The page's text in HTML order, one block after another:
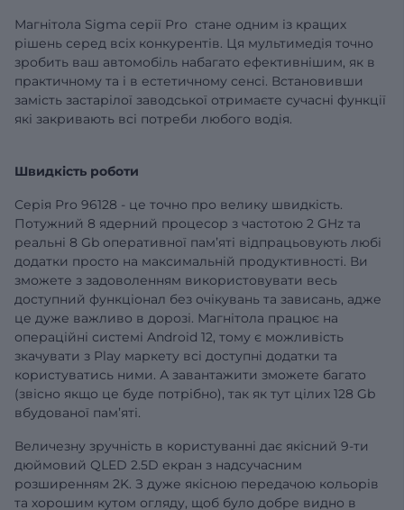
Магнітола Sigma серії Pro стане одним із кращих
рішень серед всіх конкурентів. Ця мультимедія точно
зробить ваш автомобіль набагато ефективнішим, як в
практичному та і в естетичному сенсі. Встановивши
замість застарілої заводської отримаєте сучасні функції
які закривають всі потреби любого водія.
Швидкість роботи
Серія Pro 96128 - це точно про велику швидкість.
Потужний 8 ядерний процесор з частотою 2 GHz та
реальні 8 Gb оперативної памʼяті відпрацьовують любі
додатки просто на максимальній продуктивності. Ви
зможете з задоволенням використовувати весь
доступний функціонал без очікувань та зависань, адже
це дуже важливо в дорозі. Магнітола працює на
операційні системі Android 12, тому є можливість
зкачувати з Play маркету всі доступні додатки та
користуватись ними. А завантажити зможете багато
(звісно якщо це буде потрібно), так як тут цілих 128 Gb
вбудованої памʼяті.
Величезну зручність в користуванні дає якісний 9-ти
дюймовий QLED 2.5D екран з надсучасним
розширенням 2K. З дуже якісною передачою кольорів
та хорошим кутом огляду, щоб було добре видно в